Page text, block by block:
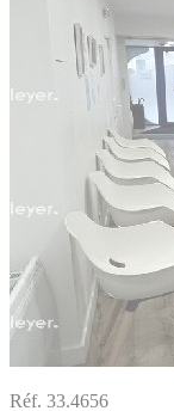
Réf. 33.4656